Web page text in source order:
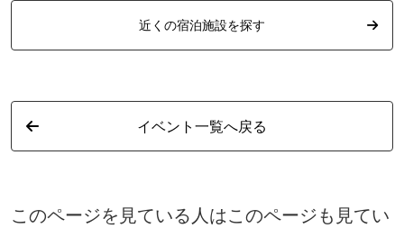
近くの宿泊施設を探す
イベント一覧へ戻る
このページを見ている人はこのページも見てい